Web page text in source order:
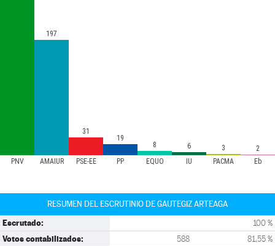
PNV AMAIUR PSE-EE PP EQUO IU PACMA Eb
197
31
19
8 6 3 2
RESUMEN DEL ESCRUTINIO DE GAUTEGIZ ARTEAGA
Escrutado: 100 %
Votos contabilizados: 588 81,55 %